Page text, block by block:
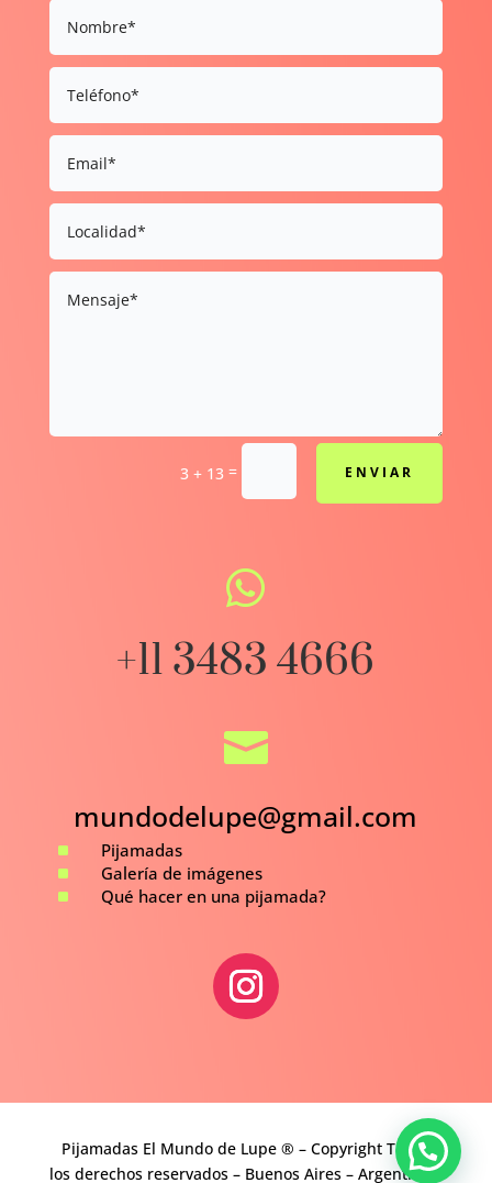
3 + 13 = ENVIAR

+11 3483 4666

mundodelupe@gmail.com
^ Pijamadas
^ Galería de imágenes
^ Qué hacer en una pijamada?
Pijamadas El Mundo de Lupe ® – Copyright Todos
los derechos reservados – Buenos Aires – Argentina –